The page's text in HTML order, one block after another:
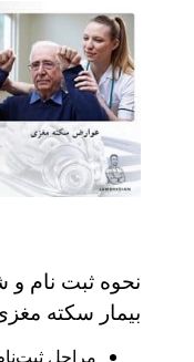
نحوه ثبت نام و
بیمار سکته
مراحل